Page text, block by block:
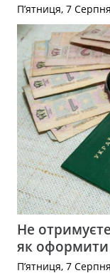
П’ятниця, 7
Не
як оформити
П’ятниця, 7